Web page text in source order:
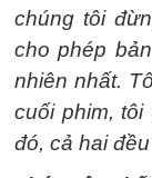
chúng tôi
cho phép
nhiên nhất.
cuối phim, tôi
đó, cả hai đều